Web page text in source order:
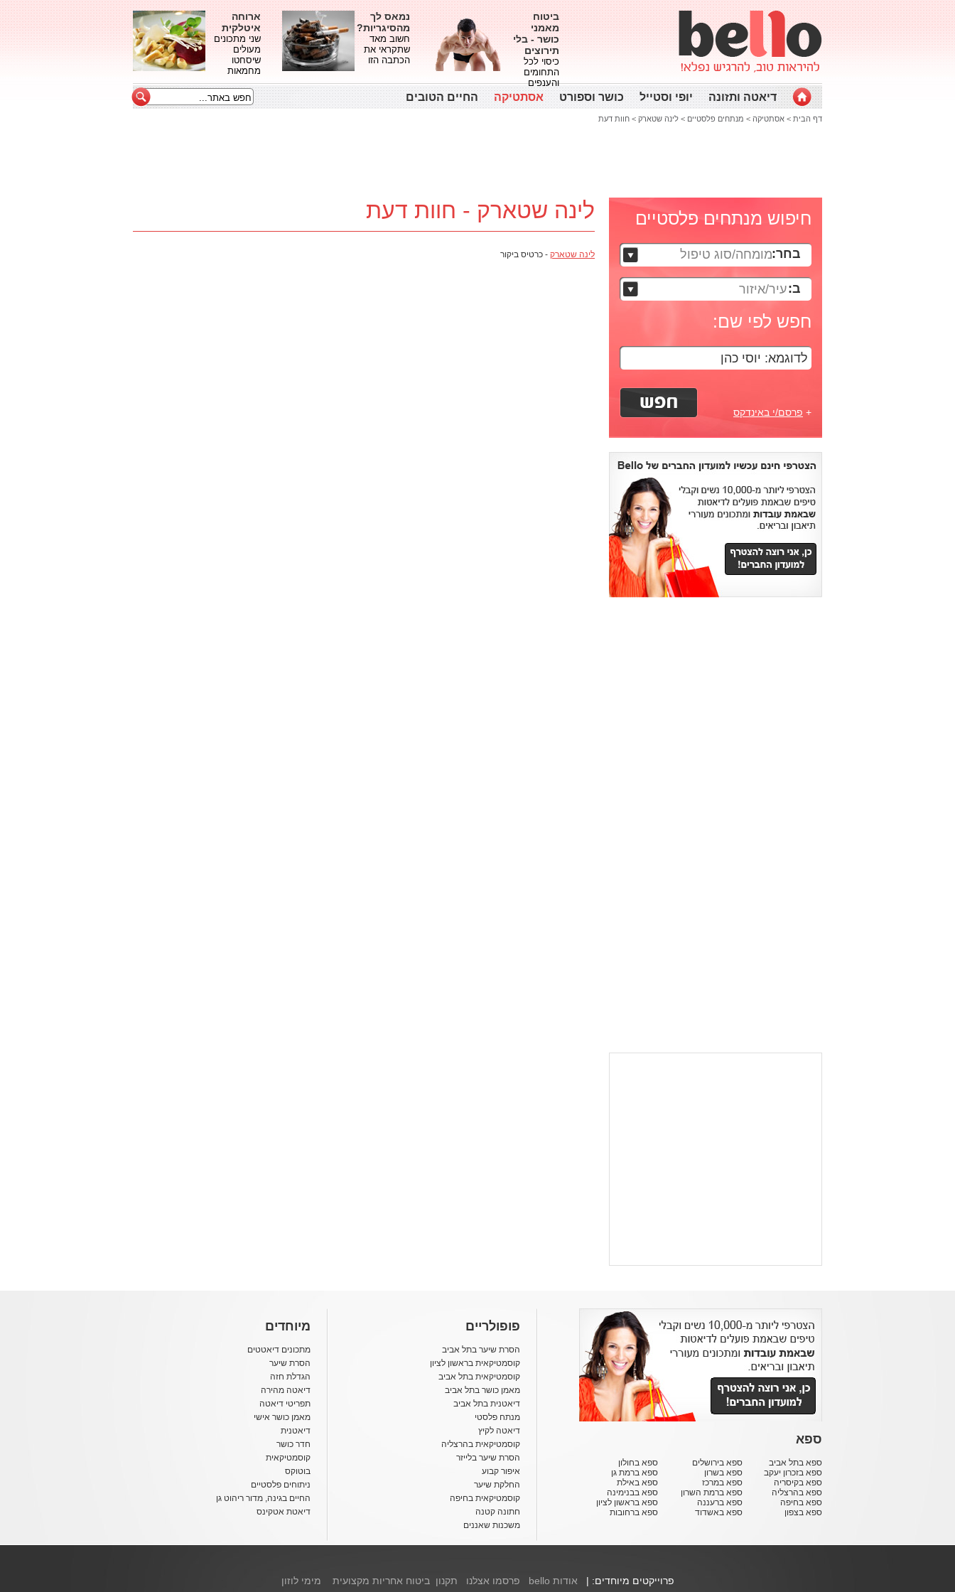
ביטוח
מאמני
כושר - בלי
תירוצים
כיסוי לכל
התחומים
והענפים
נמאס לך
מהסיגריות?
חשוב מאד
שתקראי את
הכתבה הזו
ארוחה
איטלקית
שני מתכונים
מעולים
שיסחטו
מחמאות
דיאטה ותזונה יופי וסטייל כושר וספורט אסתטיקה החיים הטובים
דף הבית > אסתטיקה > מנתחים פלסטיים > לינה שטארק > חוות דעת
חיפוש מנתחים פלסטיים
בחר:מומחה/סוג טיפול
ב:עיר/איזור
חפש לפי שם:
+ פרסם/י באינדקס
לינה שטארק - חוות דעת
לינה שטארק - כרטיס ביקור
ספא
ספא בתל אביב
ספא בזכרון יעקב
ספא בקיסריה
ספא בהרצליה
ספא בחיפה
ספא בצפון
ספא בירושלים
ספא בשרון
ספא במרכז
ספא ברמת השרון
ספא ברעננה
ספא באשדוד
ספא בחולון
ספא ברמת גן
ספא באילת
ספא בבנימינה
ספא בראשון לציון
ספא ברחובות
פופולריים
הסרת שיער בתל אביב
קוסמטיקאית בראשון לציון
קוסמטיקאית בתל אביב
מאמן כושר בתל אביב
דיאטנית בתל אביב
מנתח פלסטי
דיאטה לקיץ
קוסמטיקאית בהרצליה
הסרת שיער בלייזר
איפור קבוע
החלקת שיער
קוסמטיקאית בחיפה
חתונה קטנה
משכנות שאננים
מיוחדים
מתכונים דיאטטים
הסרת שיער
הגדלת חזה
דיאטה מהירה
תפריטי דיאטה
מאמן כושר אישי
דיאטנית
חדר כושר
קוסמטיקאית
בוטוקס
ניתוחים פלסטיים
החיים בגינה, מדור ריהוט גן
דיאטת אטקינס
פרוייקטים מיוחדים: | אודות bello פרסמו אצלנו תקנון ביטוח אחריות מקצועית מימי לוזון